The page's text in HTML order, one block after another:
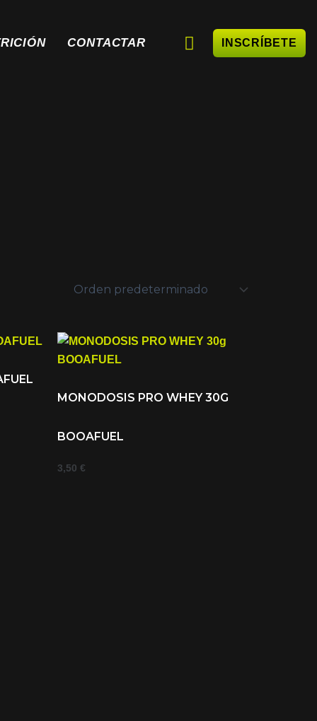
CONTACTAR INSCRÍBETE
MONODOSIS PRO WHEY 30G
BOOAFUEL
3,50 €